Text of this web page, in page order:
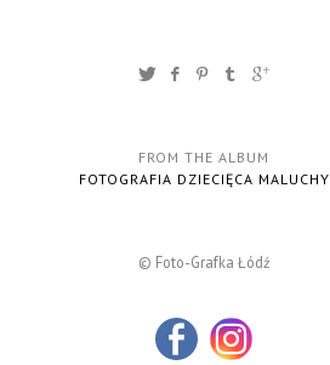
FROM THE ALBUM
FOTOGRAFIA DZIECIĘCA MALUCHY
© Foto-Grafka Łódź